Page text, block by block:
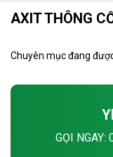
AXIT THÔNG
Chuyên mục đang được
GỌI NGAY: